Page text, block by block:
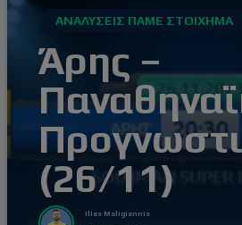
ΑΝΑΛΎΣΕΙΣ ΠΆΜΕ ΣΤΟΊΧΗΜΑ
Άρης –
(26/11)
Ilias Maligiannis